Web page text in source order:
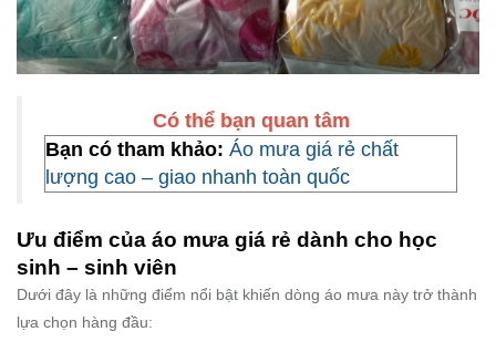
Có thể bạn quan tâm
Bạn có tham khảo: Áo mưa giá rẻ chất
lượng cao – giao nhanh toàn quốc
Ưu điểm của áo mưa giá rẻ dành cho học
sinh – sinh viên
Dưới đây là những điểm nổi bật khiến dòng áo mưa này trở thành
lựa chọn hàng đầu: